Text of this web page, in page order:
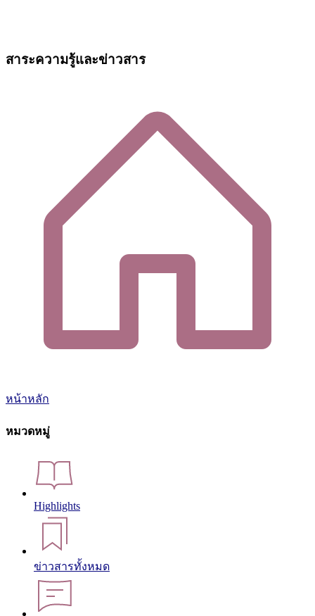
สาระความรู้และข่าวสาร
หน้าหลัก
หมวดหมู่
Highlights
ข่าวสารทั้งหมด